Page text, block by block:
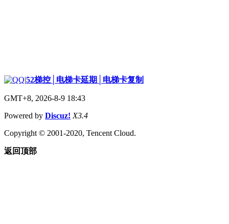
|52梯控│电梯卡延期│电梯卡复制
GMT+8, 2026-8-9 18:43
Powered by Discuz! X3.4
Copyright © 2001-2020, Tencent Cloud.
返回顶部